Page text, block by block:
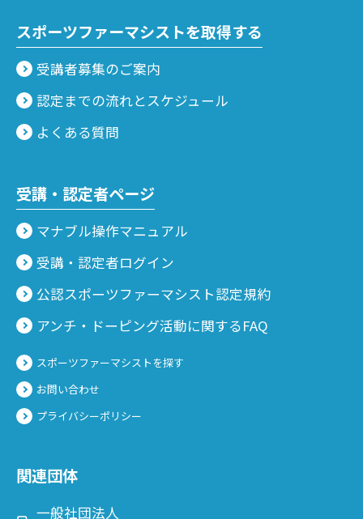
スポーツファーマシストを取得する
受講者募集のご案内
認定までの流れとスケジュール
よくある質問
受講・認定者ページ
マナブル操作マニュアル
受講・認定者ログイン
公認スポーツファーマシスト認定規約
アンチ・ドーピング活動に関するFAQ
スポーツファーマシストを探す
お問い合わせ
プライバシーポリシー
関連団体
一般社団法人